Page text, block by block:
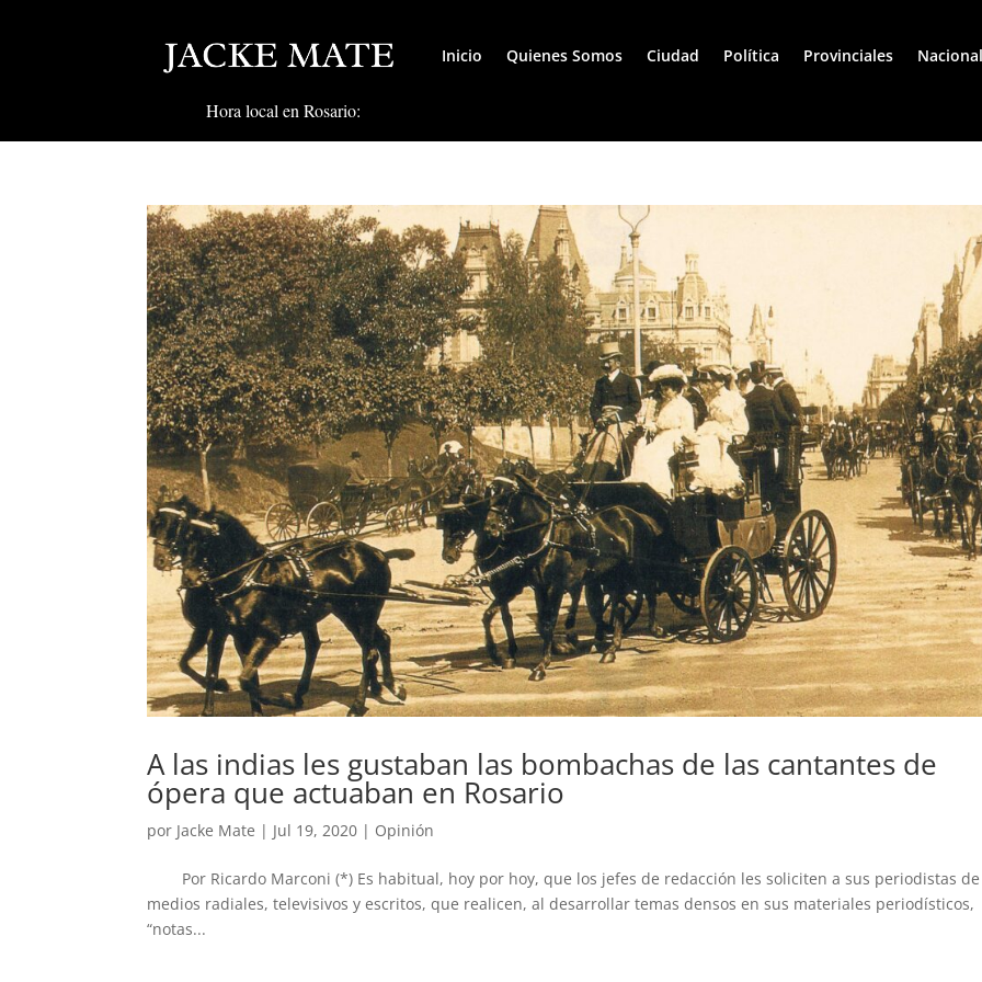
Inicio Quienes Somos Ciudad Política Provinciales
Hora local en Rosario:
A las indias les gustaban las bombachas de las cantantes de
ópera que actuaban en Rosario
por Jacke Mate | Jul 19, 2020 | Opinión
Por Ricardo Marconi (*) Es habitual, hoy por hoy, que los jefes de redacción les soliciten a sus periodistas
medios radiales, televisivos y escritos, que realicen, al desarrollar temas densos en sus materiales periodísticos,
“notas...